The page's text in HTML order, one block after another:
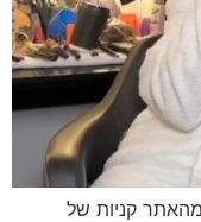
מהאתר קניות של